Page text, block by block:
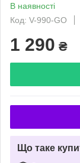
В наявності
Код: V-990-GO
1 290 ₴
Що таке